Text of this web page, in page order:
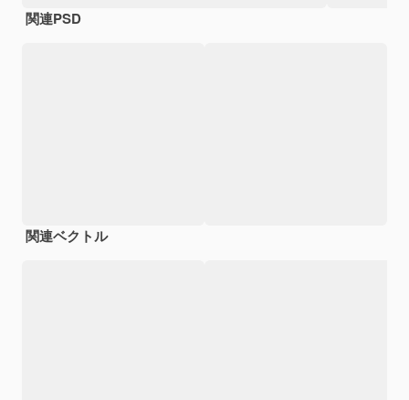
関連PSD
関連ベクトル